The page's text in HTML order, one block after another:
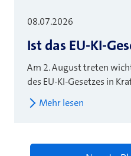
08.07.2026
Ist das EU-KI-
Am 2. August treten
des EU-KI-Gesetzes in
Mehr lesen